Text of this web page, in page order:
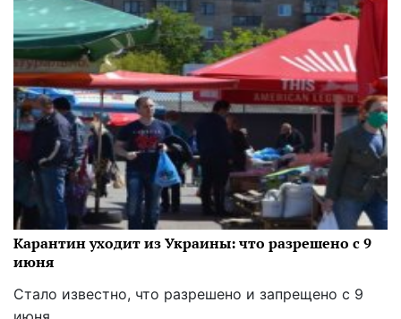
Карантин уходит из Украины: что разрешено с 9
июня
Стало известно, что разрешено и запрещено с 9